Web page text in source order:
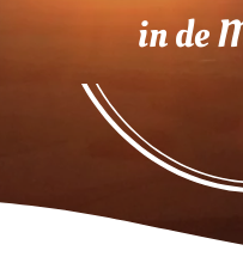
in de